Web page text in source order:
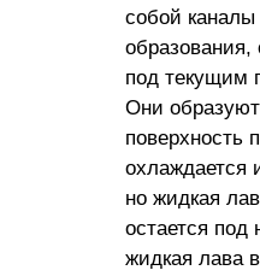
собой каналы
образования,
под текущим
Они
поверхность
охлаждается
но жидкая
остается под
жидкая лава